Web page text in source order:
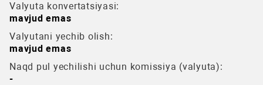
Valyuta konvertatsiyasi:
mavjud emas
Valyutani yechib olish:
mavjud emas
Naqd pul yechilishi uchun komissiya (valyuta):
-